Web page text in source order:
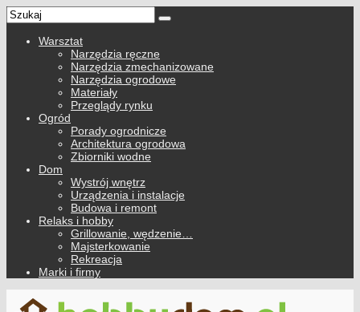
Warsztat
Narzędzia ręczne
Narzędzia zmechanizowane
Narzędzia ogrodowe
Materiały
Przeglądy rynku
Ogród
Porady ogrodnicze
Architektura ogrodowa
Zbiorniki wodne
Dom
Wystrój wnętrz
Urządzenia i instalacje
Budowa i remont
Relaks i hobby
Grillowanie, wędzenie…
Majsterkowanie
Rekreacja
Marki i firmy